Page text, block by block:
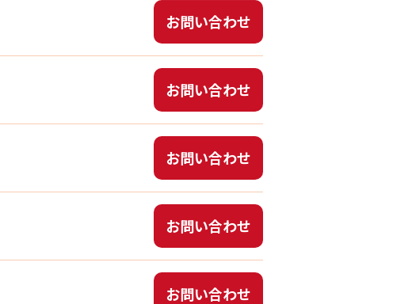
お問い合わせ
お問い合わせ
お問い合わせ
お問い合わせ
お問い合わせ